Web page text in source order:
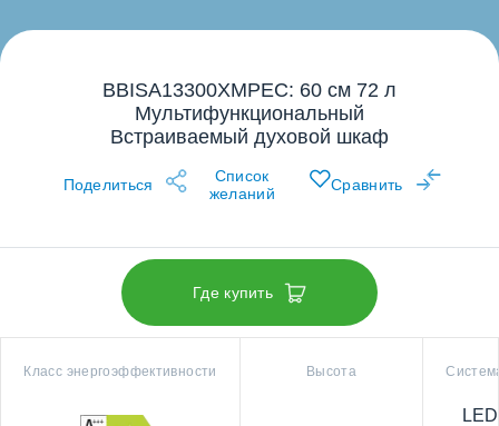
BBISA13300XMPEC: 60 см 72 л
Мультифункциональный
Встраиваемый духовой шкаф
Поделиться
Список
желаний
Сравнить
Где купить
Класс энергоэффективности Высота